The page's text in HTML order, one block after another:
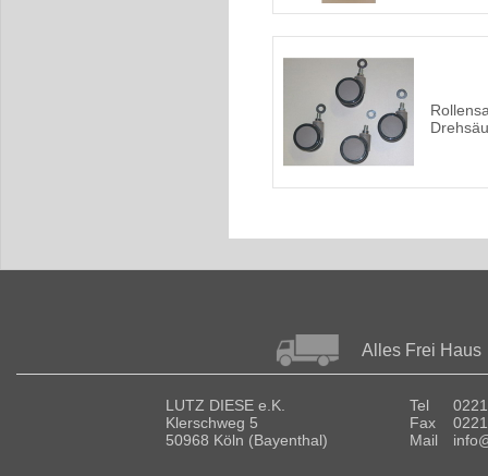
Alles Frei Haus
LUTZ DIESE e.K.
Klerschweg 5
50968 Köln (Bayenthal)
Tel
Fax
Mail